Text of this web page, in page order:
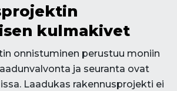
kulmakivet
onnistuminen perustuu moniin
ja seuranta ovat
Laadukas rakennusprojekti ei